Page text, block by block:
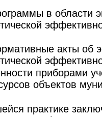
в области
акты об
приборами
объектов
практике